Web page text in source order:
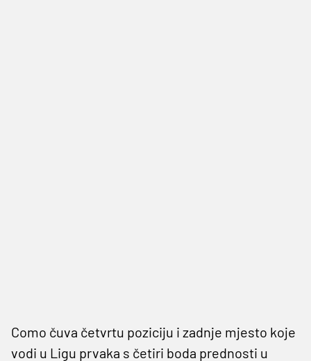
Como čuva četvrtu poziciju i zadnje mjesto koje
vodi u Ligu prvaka s četiri boda prednosti u